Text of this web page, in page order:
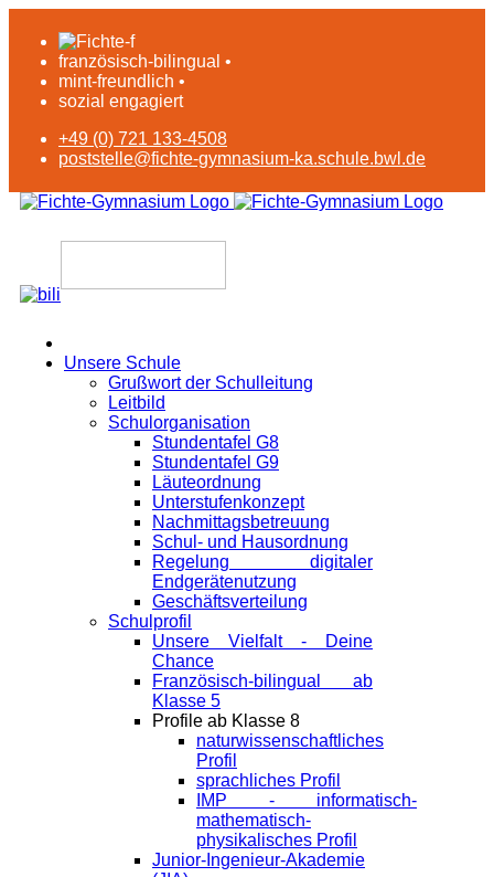
französisch-bilingual •
mint-freundlich •
sozial engagiert
+49 (0) 721 133-4508
poststelle@fichte-gymnasium-ka.schule.bwl.de
Unsere Schule
Grußwort der Schulleitung
Leitbild
Schulorganisation
Stundentafel G8
Stundentafel G9
Läuteordnung
Unterstufenkonzept
Nachmittagsbetreuung
Schul- und Hausordnung
Regelung digitaler
Endgeräte­nutzung
Geschäftsverteilung
Schulprofil
Unsere Vielfalt - Deine
Chance
Französisch-bilingual ab
Klasse 5
Profile ab Klasse 8
naturwissenschaftliches
Profil
sprachliches Profil
IMP - informatisch-
mathematisch-
physikalisches Profil
Junior-Ingenieur-Akademie